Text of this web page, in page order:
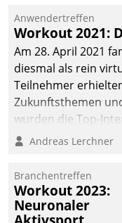
Cloud-Strategien
Lösungen mit
Zukunftspotenzial.
Anwendertreffen
Workout 2021:
Am 28. April 2021
diesmal als rein
Teilnehmer
Zukunftsthemen
wurden die Top-
Andreas Lerchner
Branchentreffen
Workout 2023:
Neuronaler